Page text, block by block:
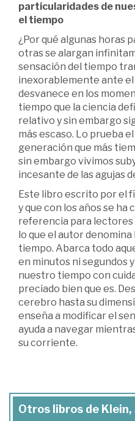
particularidades de
el tiempo
¿Por qué algunas horas
otras se alargan
sensación del tiempo
inexorablemente ante el
desvanece en los
tiempo que la ciencia
relativo y sin embargo
más escaso. Lo prueba
generación que más
sin embargo vivimos
incesante de las agujas
Este libro escrito por el
y que con los años se
referencia para lectores
lo que el autor
tiempo. Abarca todo
en minutos ni segundos
nuestro tiempo con
preciado bien que es.
cerebro hasta su
enseña a modificar el
ayuda a navegar
su corriente.
Otros libros de